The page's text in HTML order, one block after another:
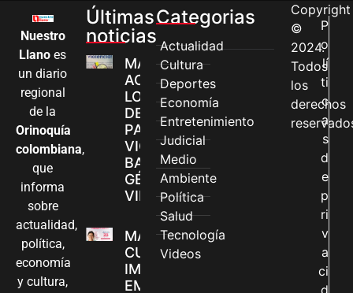
Nuestro
Llano es
un diario
regional
de la
Orinoquía
colombiana,
que
informa
sobre
actualidad,
política,
economía
y cultura,
Últimas
noticias
MÁS MUJERES
ACCEDEN A
LOS CANALES
DE ATENCIÓN
PARA
VIOLENCIAS
BASADAS EN
GÉNERO EN
VILLAVICENCIO
MADRES
CUIDADORAS
IMPULSAN SUS
EMPRENDIMIENTOS
Categorias
Actualidad
Cultura
Deportes
Economía
Entretenimiento
Judicial
Medio
Ambiente
Política
Salud
Tecnología
Videos
Copyright
©
2024.
Todos
los
derechos
P
o
lí
ti
c
a
s
d
e
p
ri
v
a
ci
d